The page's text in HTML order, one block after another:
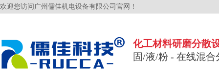
欢迎您访问广州儒佳机电设备有限公司官网！
化工材料研磨分
固/液/粉 - 在线混